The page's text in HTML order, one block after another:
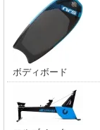
ボディボード